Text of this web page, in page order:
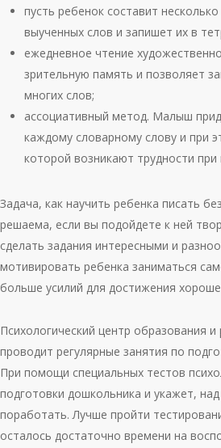
пусть ребенок составит
выученных слов и запишет их в
ежедневное чтение
зрительную память и позволяет
многих слов;
ассоциативный метод. Малыш
каждому словарному слову и при
которой возникают трудности при
Задача, как научить ребенка писать
решаема, если вы подойдете к ней
сделать задания интересными и
мотивировать ребенка заниматься
больше усилий для достижения
Психологический центр образования и
проводит регулярные занятия по
При помощи специальных тестов
подготовки дошкольника и укажет,
поработать. Лучше пройти
осталось достаточно времени на